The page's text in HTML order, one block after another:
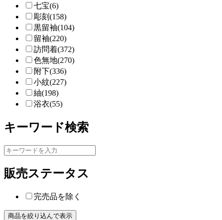
七宝(6)
彫刻(158)
黒留袖(104)
留袖(220)
訪問着(372)
色無地(270)
附下(336)
小紋(227)
紬(198)
浴衣(55)
キーワード検索
販売ステータス
完売品を除く